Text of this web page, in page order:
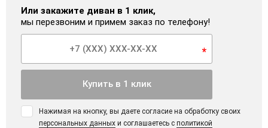
Или закажите диван в 1 клик,
мы перезвоним и примем заказ по телефону!
*
Купить в 1 клик
Нажимая на кнопку, вы даете согласие на обработку своих
персональных данных и соглашаетесь с политикой